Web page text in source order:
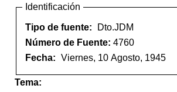
Identificación
Tipo de fuente:
Dto.JDM
Número de Fuente: 4760
Fecha: Viernes, 10 Agosto, 1945
Tema: